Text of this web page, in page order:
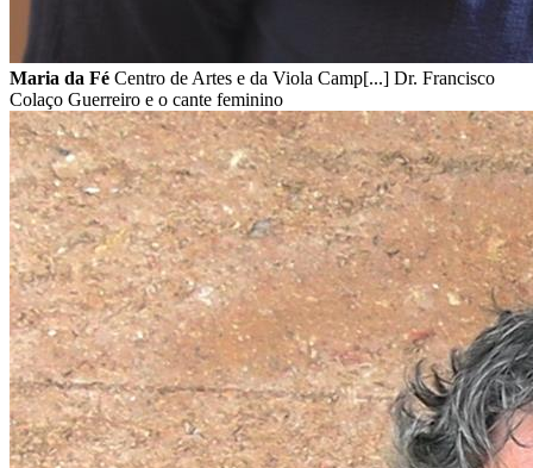
Maria da Fé Centro de Artes e da Viola Camp[...] Dr. Francisco
Colaço Guerreiro e o cante feminino